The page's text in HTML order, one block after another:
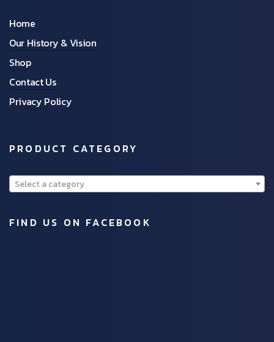
Home
Our History & Vision
Shop
Contact Us
Privacy Policy
PRODUCT CATEGORY
Select a category
FIND US ON FACEBOOK